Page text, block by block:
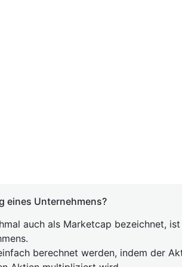
eines Unternehmens?
auch als Marketcap bezeichnet,
berechnet werden, indem der